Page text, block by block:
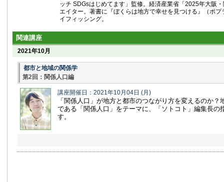
ッチ SDGsはじめてます」監修。経済産業省「2025年大阪
エイター。著書に『ぼくらは地方で幸せを見つける』（ポプ
イフィッシング。
関連講座
2021年10月
都市と地域の関係学
第2回：関係人口編
講座開催日：2021年10月04日 (月)
「関係人口」が地方と都市のつながり方を変えるのか？
である「関係人口」をテーマに、「ソトコト」編集長の
す。